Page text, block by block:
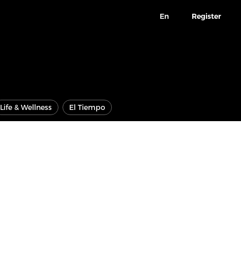
En Register
Life & Wellness El Tiempo